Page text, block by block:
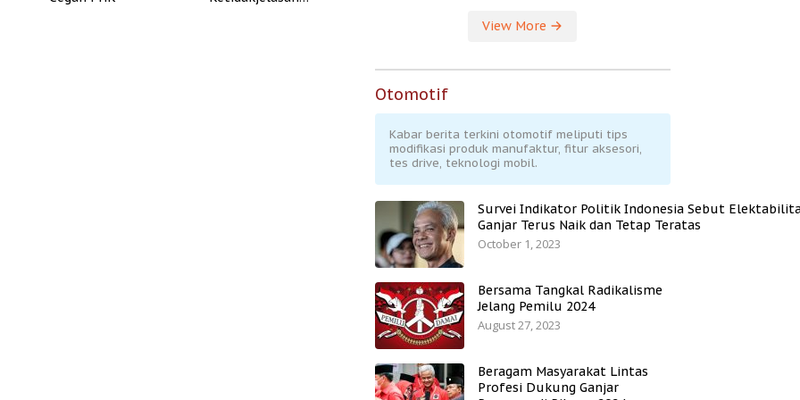
View More
Otomotif
Kabar berita terkini otomotif meliputi tips
modifikasi produk manufaktur, fitur aksesori,
tes drive, teknologi mobil.
Survei Indikator Politik Indonesia Sebut
Ganjar Terus Naik dan Tetap Teratas
October 1, 2023
Bersama Tangkal Radikalisme
Jelang Pemilu 2024
August 27, 2023
Beragam Masyarakat Lintas
Profesi Dukung Ganjar